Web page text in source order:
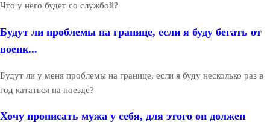
Что у него будет со службой?
Будут ли проблемы на границе, если я буду бегать от
военк...
Будут ли у меня проблемы на границе, если я буду несколько раз в
год кататься на поезде?
Хочу прописать мужа у себя, для этого он должен